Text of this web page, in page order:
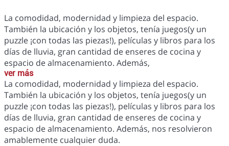
La comodidad, modernidad y limpieza del espacio.
También la ubicación y los objetos, tenía juegos(y un
puzzle ¡con todas las piezas!), películas y libros para los
días de lluvia, gran cantidad de enseres de cocina y
espacio de almacenamiento. Además,
ver más
La comodidad, modernidad y limpieza del espacio.
También la ubicación y los objetos, tenía juegos(y un
puzzle ¡con todas las piezas!), películas y libros para los
días de lluvia, gran cantidad de enseres de cocina y
espacio de almacenamiento. Además, nos resolvieron
amablemente cualquier duda.